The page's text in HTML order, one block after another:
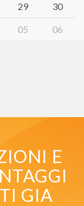
29 30
05 06
E
GIA